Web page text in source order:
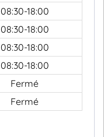
08:30-18:00
08:30-18:00
08:30-18:00
08:30-18:00
Fermé
Fermé